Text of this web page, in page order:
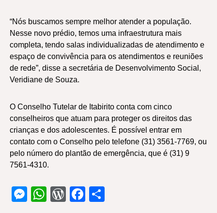
“Nós buscamos sempre melhor atender a população.
Nesse novo prédio, temos uma infraestrutura mais
completa, tendo salas individualizadas de atendimento e
espaço de convivência para os atendimentos e reuniões
de rede”, disse a secretária de Desenvolvimento Social,
Veridiane de Souza.
O Conselho Tutelar de Itabirito conta com cinco
conselheiros que atuam para proteger os direitos das
crianças e dos adolescentes. É possível entrar em
contato com o Conselho pelo telefone (31) 3561-7769, ou
pelo número do plantão de emergência, que é (31) 9
7561-4310.
Messenger
WhatsApp
WordPress
Facebook